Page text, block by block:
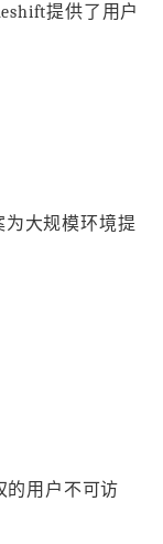
提供了用户
为大规模环境提
的用户不可访